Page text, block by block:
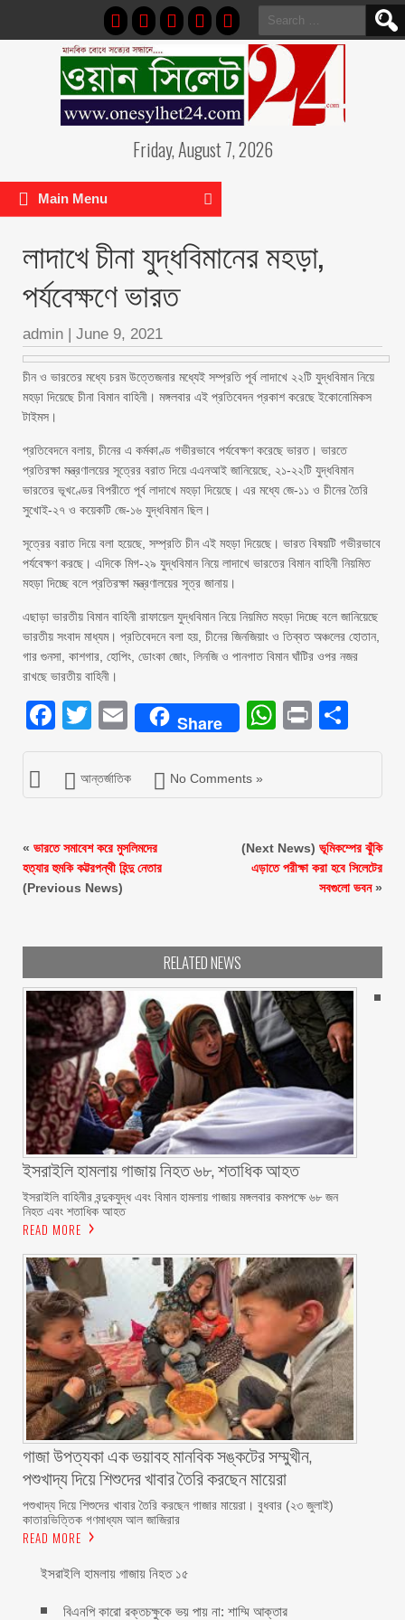
Search
for:
Friday, August 7, 2026
Main Menu
লাদাখে চীনা যুদ্ধবিমানের মহড়া,
পর্যবেক্ষণে ভারত
admin | June 9, 2021
চীন ও ভারতের মধ্যে চরম উত্তেজনার মধ্যেই সম্প্রতি পূর্ব লাদাখে ২২টি যুদ্ধবিমান নিয়ে
মহড়া দিয়েছে চীনা বিমান বাহিনী। মঙ্গলবার এই প্রতিবেদন প্রকাশ করেছে ইকোনোমিকস
টাইমস।
প্রতিবেদনে বলায়, চীনের এ কর্মকাণ্ড গভীরভাবে পর্যবেক্ষণ করেছে ভারত। ভারতে
প্রতিরক্ষা মন্ত্রণালয়ের সূত্রের বরাত দিয়ে এএনআই জানিয়েছে, ২১-২২টি যুদ্ধবিমান
ভারতের ভূখণ্ডের বিপরীতে পূর্ব লাদাখে মহড়া দিয়েছে। এর মধ্যে জে-১১ ও চীনের তৈরি
সুখোই-২৭ ও কয়েকটি জে-১৬ যুদ্ধবিমান ছিল।
সূত্রের বরাত দিয়ে বলা হয়েছে, সম্প্রতি চীন এই মহড়া দিয়েছে। ভারত বিষয়টি গভীরভাবে
পর্যবেক্ষণ করছে। এদিকে মিগ-২৯ যুদ্ধবিমান নিয়ে লাদাখে ভারতের বিমান বাহিনী নিয়মিত
মহড়া দিচ্ছে বলে প্রতিরক্ষা মন্ত্রণালয়ের সূত্র জানায়।
এছাড়া ভারতীয় বিমান বাহিনী রাফায়েল যুদ্ধবিমান নিয়ে নিয়মিত মহড়া দিচ্ছে বলে জানিয়েছে
ভারতীয় সংবাদ মাধ্যম। প্রতিবেদনে বলা হয়, চীনের জিনজিয়াং ও তিব্বত অঞ্চলের হোতান,
গার গুনসা, কাশগার, হোপিং, ডোংকা জোং, লিনজি ও পানগাত বিমান ঘাঁটির ওপর নজর
রাখছে ভারতীয় বাহিনী।
Facebook
Twitter
EmailShare Print
আন্তর্জাতিক No Comments »
« ভারতে সমাবেশ করে মুসলিমদের
হত্যার হুমকি কট্টরপন্থী হিন্দু নেতার
(Previous News)
(Next News) ভূমিকম্পের ঝুঁকি
এড়াতে পরীক্ষা করা হবে সিলেটের
সবগুলো ভবন»
RELATED NEWS
ইসরাইলি হামলায় গাজায় নিহত ৬৮, শতাধিক আহত
ইসরাইলি বাহিনীর বন্দুকযুদ্ধ এবং বিমান হামলায় গাজায় মঙ্গলবার কমপক্ষে ৬৮ জন
নিহত এবং শতাধিক আহত
READ MORE
গাজা উপত্যকা এক ভয়াবহ মানবিক সঙ্কটের সম্মুখীন,
পশুখাদ্য দিয়ে শিশুদের খাবার তৈরি করছেন মায়েরা
পশুখাদ্য দিয়ে শিশুদের খাবার তৈরি করছেন গাজার মায়েরা। বুধবার (২৩ জুলাই)
কাতারভিত্তিক গণমাধ্যম আল জাজিরার
READ MORE
ইসরাইলি হামলায় গাজায় নিহত ১৫
বিএনপি কারো রক্তচক্ষুকে ভয় পায় না: শাম্মি আক্তার